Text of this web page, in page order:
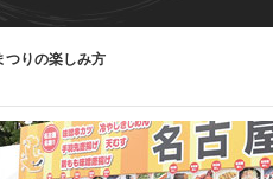
つりの楽しみ方